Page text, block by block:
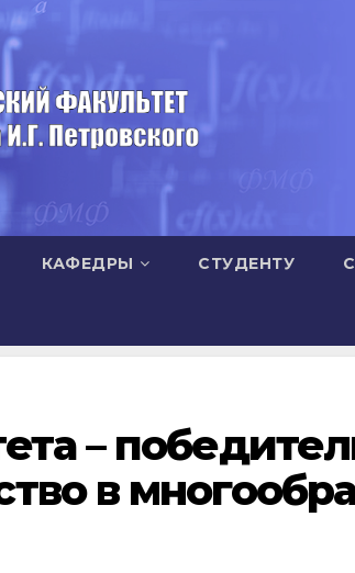
КАФЕДРЫ СТУДЕНТУ
–
в